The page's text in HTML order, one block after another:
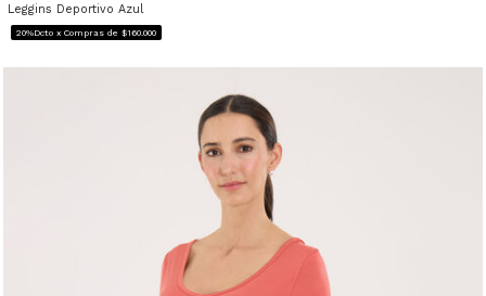
Leggins Deportivo Azul
20%Dcto x Compras de $160.000